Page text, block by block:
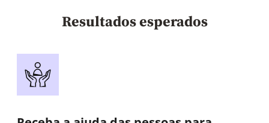
Resultados esperados